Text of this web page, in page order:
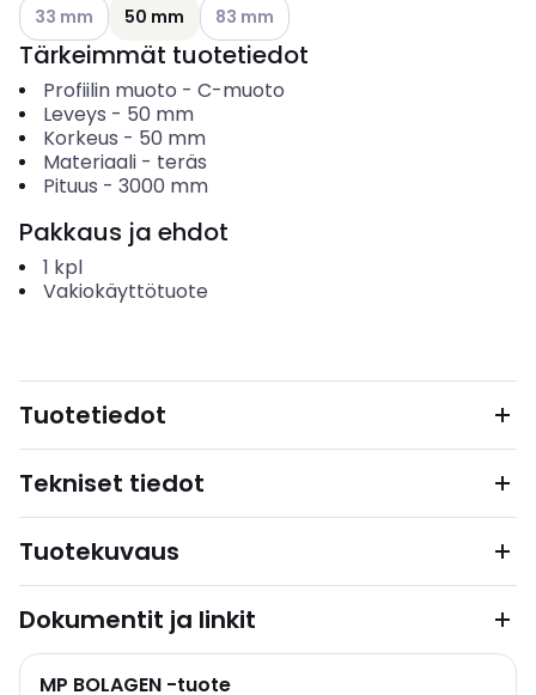
Katso käytettävissä olevat vaihtoehdot
33 mm 50 mm Katso käytettävissä olevat vaihtoehdot
83 mm
Tärkeimmät tuotetiedot
Profiilin muoto - C-muoto
Leveys - 50 mm
Korkeus - 50 mm
Materiaali- teräs
Pituus - 3000 mm
Pakkaus ja ehdot
1 kpl
Vakiokäyttötuote
Tuotetiedot
Tekniset tiedot
Tuotekuvaus
Dokumentit ja linkit
MP BOLAGEN -tuote